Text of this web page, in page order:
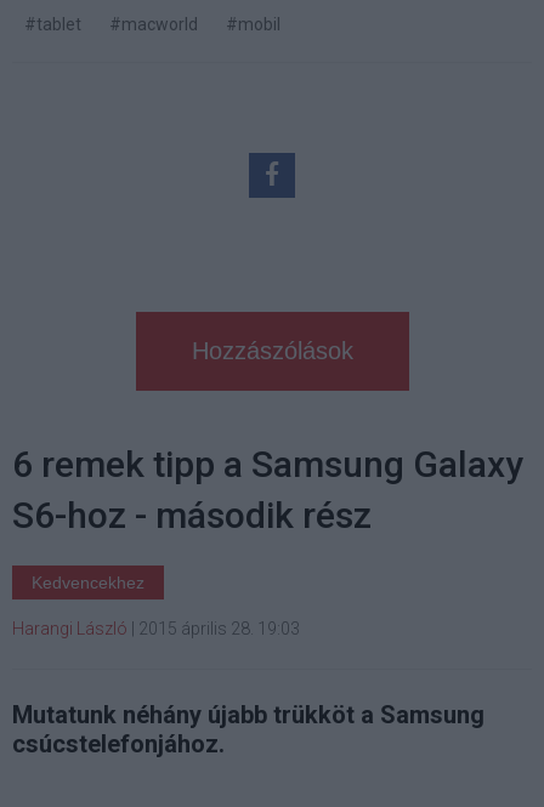
#tablet #macworld #mobil
Hozzászólások
6 remek tipp a Samsung Galaxy
S6-hoz - második rész
Kedvencekhez
Harangi László 2015 április 28. 19:03
Mutatunk néhány újabb trükköt a Samsung
csúcstelefonjához.